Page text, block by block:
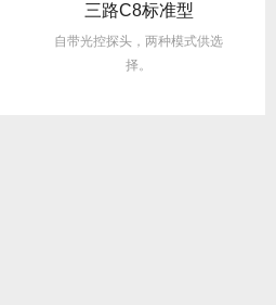
三路C8标准型
自带光控探头，两种模式供选
择。